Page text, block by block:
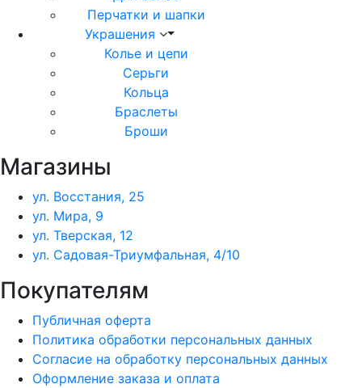
Перчатки и шапки
Украшения
Колье и цепи
Серьги
Кольца
Браслеты
Броши
Магазины
ул. Восстания, 25
ул. Мира, 9
ул. Тверская, 12
ул. Садовая-Триумфальная, 4/10
Покупателям
Публичная оферта
Политика обработки персональных данных
Согласие на обработку персональных данных
Оформление заказа и оплата